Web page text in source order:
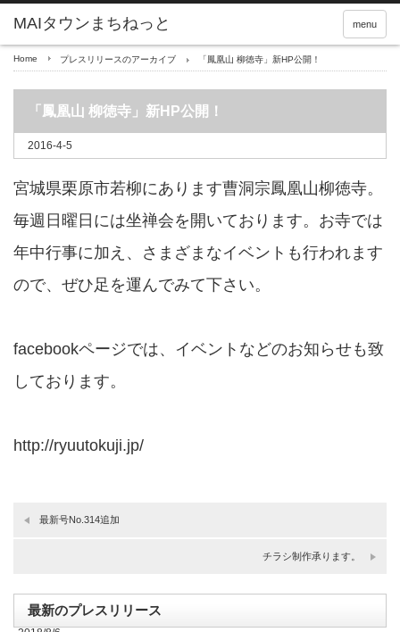
menu
Home プレスリリースのアーカイブ 「鳳凰山 柳徳寺」新HP公開！
「鳳凰山 柳徳寺」新HP公開！
2016-4-5
宮城県栗原市若柳にあります曹洞宗鳳凰山柳徳寺。
毎週日曜日には坐禅会を開いております。お寺では
年中行事に加え、さまざまなイベントも行われます
ので、ぜひ足を運んでみて下さい。
facebookページでは、イベントなどのお知らせも致
しております。
http://ryuutokuji.jp/
最新号No.314追加
チラシ制作承ります。
最新のプレスリリース